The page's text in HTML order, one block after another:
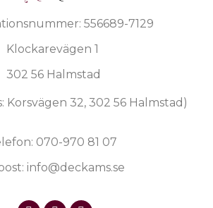
556689-7129
Klockarevägen 1
302 56 Halmstad
Korsvägen 32, 302 56 Halmstad)
070-970 81 07
info@deckams.se